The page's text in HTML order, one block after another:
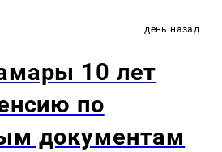
день назад
10 лет
по
документам